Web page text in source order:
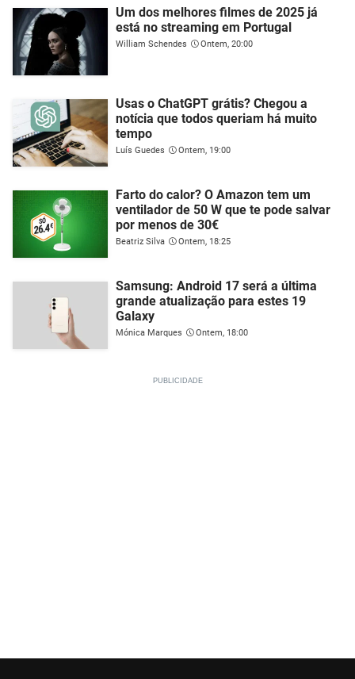
Um dos melhores filmes de 2025 já
está no streaming em Portugal
William Schendes Ontem, 20:00
Usas o ChatGPT grátis? Chegou a
notícia que todos queriam há muito
tempo
Luís Guedes Ontem, 19:00
Farto do calor? O Amazon tem um
ventilador de 50 W que te pode salvar
por menos de 30€
Beatriz Silva Ontem, 18:25
Samsung: Android 17 será a última
grande atualização para estes 19
Galaxy
Mónica Marques Ontem, 18:00